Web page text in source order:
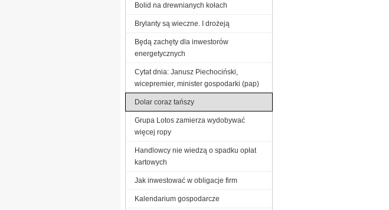
Bolid na drewnianych kołach
Brylanty są wieczne. I drożeją
Będą zachęty dla inwestorów
energetycznych
Cytat dnia: Janusz Piechociński,
wicepremier, minister gospodarki (pap)
Dolar coraz tańszy
Grupa Lotos zamierza wydobywać
więcej ropy
Handlowcy nie wiedzą o spadku opłat
kartowych
Jak inwestować w obligacje firm
Kalendarium gospodarcze